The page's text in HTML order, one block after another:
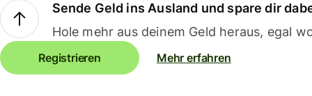
Sende Geld ins Ausland und spare dir
Hole mehr aus deinem Geld heraus, egal
Registrieren Mehr erfahren